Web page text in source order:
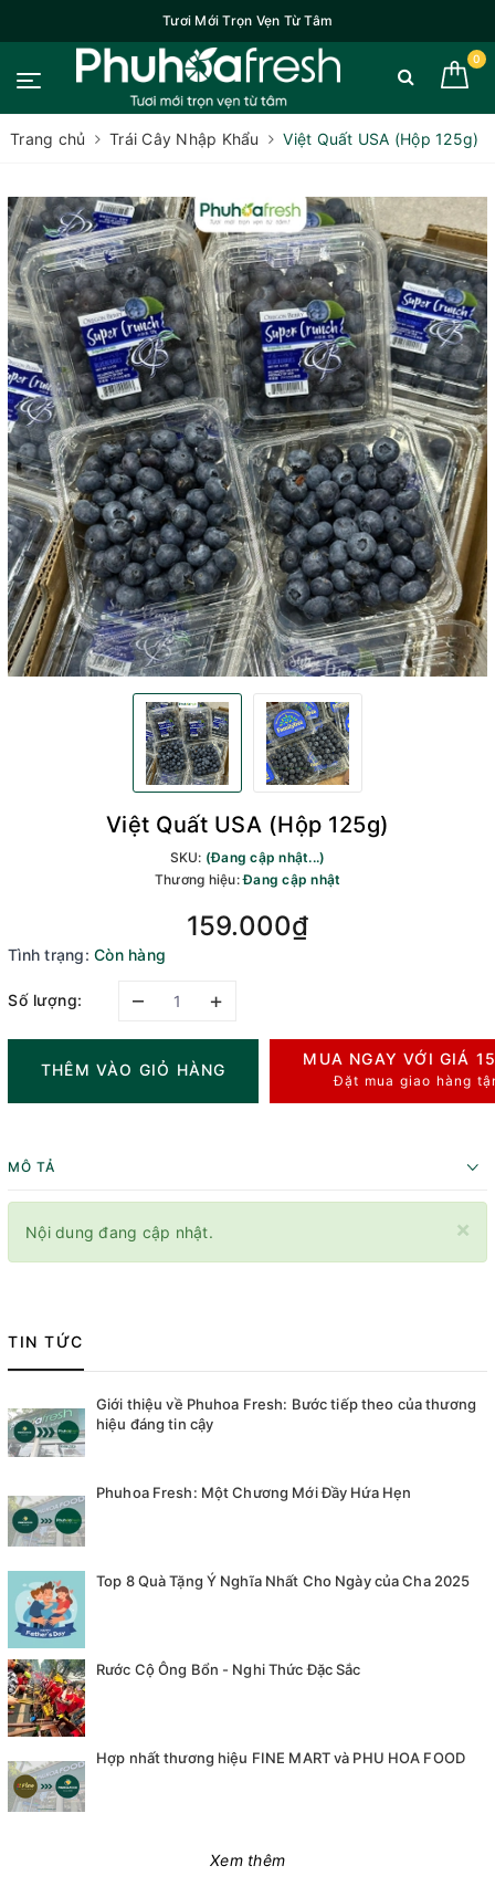
Tươi Mới Trọn Vẹn Từ Tâm
0
Trang chủ Trái Cây Nhập Khẩu Việt Quất USA (Hộp 125g)
Việt Quất USA (Hộp 125g)
SKU: (Đang cập nhật...)
Thương hiệu:Đang cập nhật
159.000₫
Tình trạng: Còn hàng
Số lượng: – +
THÊM VÀO GIỎ HÀNG
MUA NGAY VỚI GIÁ
Đặt mua giao hàng
MÔ TẢ
×
Nội dung đang cập nhật.
TIN TỨC
Giới thiệu về Phuhoa Fresh: Bước tiếp theo của thương
hiệu đáng tin cậy
Phuhoa Fresh: Một Chương Mới Đầy Hứa Hẹn
Top 8 Quà Tặng Ý Nghĩa Nhất Cho Ngày của Cha 2025
Rước Cộ Ông Bổn - Nghi Thức Đặc Sắc
Hợp nhất thương hiệu FINE MART và PHU HOA FOOD
Xem thêm